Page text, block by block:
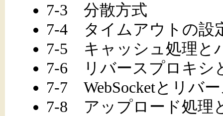
7-3 分散方式
7-4 タイムアウトの設
7-5 キャッシュ処理と
7-6 リバースプロキシ
7-7 WebSocketとリバ
7-8 アップロード処理